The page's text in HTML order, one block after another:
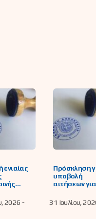
ενιαίας
2026 -
Πρόσκληση
υποβολή
αιτήσεων για
31 Ιουλίου,